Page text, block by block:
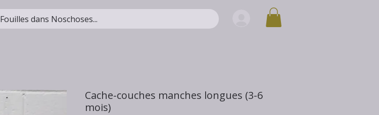
Fouilles dans Noschoses...
Cache-couches manches longues (3-6
mois)